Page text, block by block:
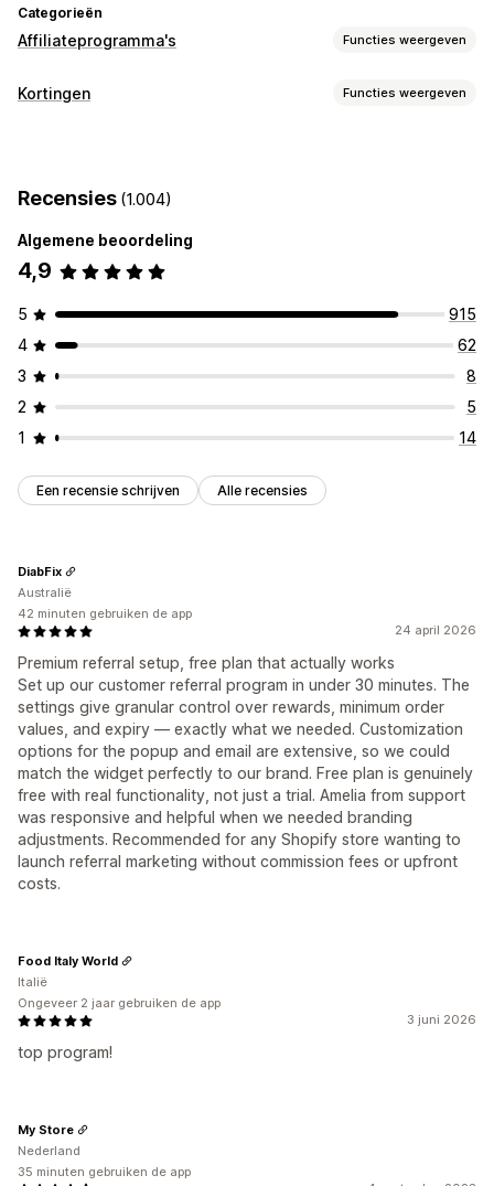
Categorieën
Affiliateprogramma's Functies weergeven
Opties voor commissie
Affiliatelinks Analytics
Aangepaste dashboards Portal in eigen huisstijl
Aangepaste links en kortingen Aangepast domein
Aangepaste formulieren Aangepaste branding
Betalingen
Kaartuitbetalingen Cadeaubonuitbetalingen
Kortingen Functies weergeven
Bewerkingstool Templates
Aangepaste code Aangepaste lettertypen
Recensies (1.004)
Algemene beoordeling
4,9
5
915
4
62
3
8
2
5
1
14
Een recensie schrijven Alle recensies
24 april 2026
Premium referral setup, free plan that actually works
Set up our customer referral program in under 30 minutes. The
settings give granular control over rewards, minimum order
values, and expiry — exactly what we needed. Customization
options for the popup and email are extensive, so we could
match the widget perfectly to our brand. Free plan is genuinely
free with real functionality, not just a trial. Amelia from support
was responsive and helpful when we needed branding
adjustments. Recommended for any Shopify store wanting to
launch referral marketing without commission fees or upfront
costs.
DiabFix
Australië
42 minuten gebruiken de app
3 juni 2026
top program!
Food Italy World
Italië
Ongeveer 2 jaar gebruiken de app
My Store
Nederland
35 minuten gebruiken de app